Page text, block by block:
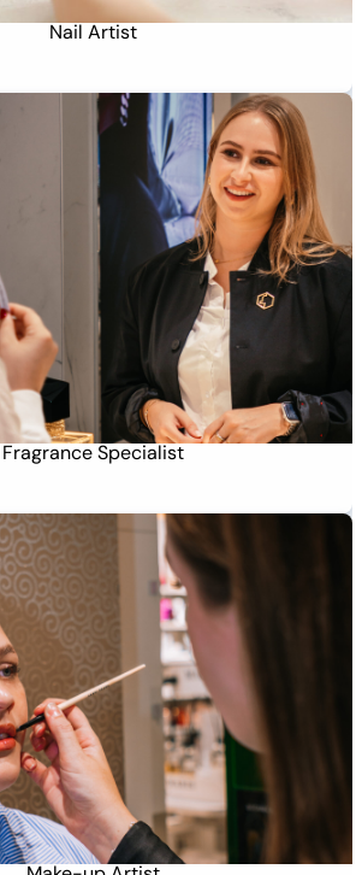
Nail Artist
Fragrance Specialist